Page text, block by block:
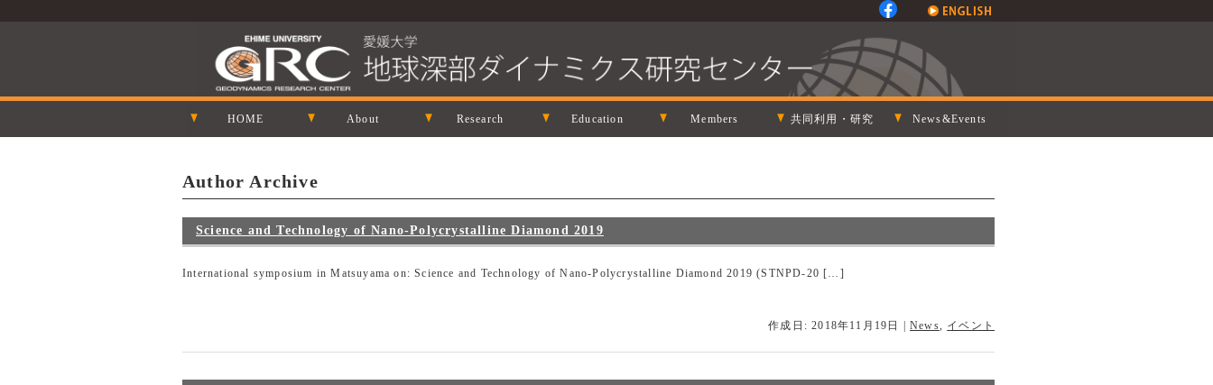
HOME About Research Education Members 共同利用・研究 News&Events
Author Archive
Science and Technology of Nano-Polycrystalline Diamond 2019
International symposium in Matsuyama on: Science and Technology of Nano-Polycrystalline Diamond 2019 (STNPD-20 […]
作成日: 2018年11月19日 News, イベント